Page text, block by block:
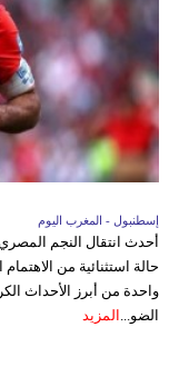
إسطنبول - المغرب اليوم
أحدث انتقال النجم
حالة استثنائية من
واحدة من أبرز الأحداث
الضو... المزيد